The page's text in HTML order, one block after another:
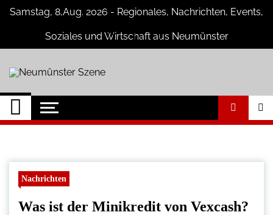
SkipSamstag, 8,Aug. 2026 - Regionales, Nachrichten, Events,
Soziales und Wirtschaft aus Neumünster
Neumünster Szene
Neuigkeiten und Nachrichten aus
Neumünster und Umgebung
Nachrichten
Was ist der Minikredit von Vexcash?